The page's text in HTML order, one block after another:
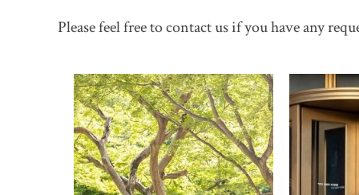
Please feel free to contact us if you have any